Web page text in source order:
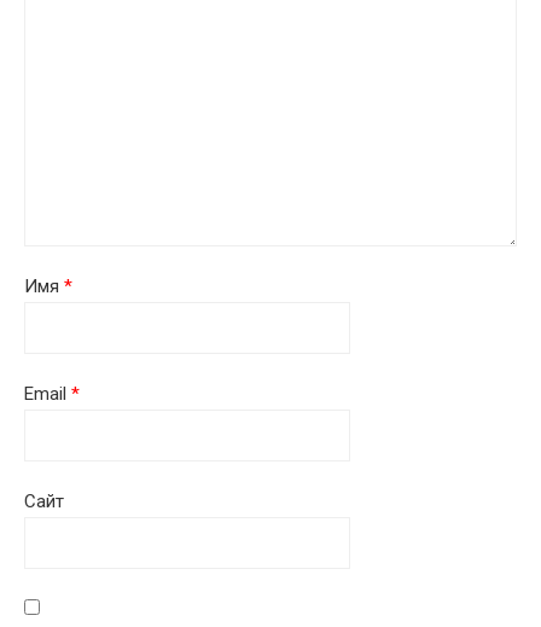
Имя *
Email *
Сайт